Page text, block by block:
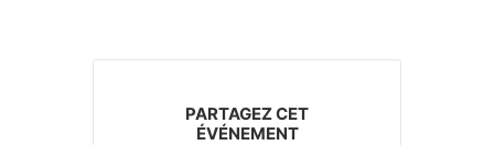
PARTAGEZ CET
ÉVÉNEMENT